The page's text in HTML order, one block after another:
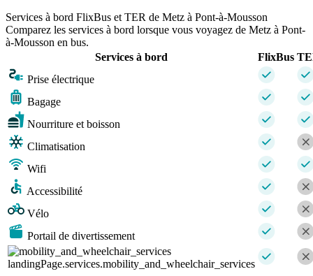
Services à bord FlixBus et TER de Metz à Pont-à-Mousson
Comparez les services à bord lorsque vous voyagez de Metz à Pont-
à-Mousson en bus.
Services à bord
FlixBus
Prise électrique
Bagage
Nourriture et boisson
Climatisation
Wifi
Accessibilité
Vélo
Portail de divertissement
landingPage.services.mobility_and_wheelchair_services